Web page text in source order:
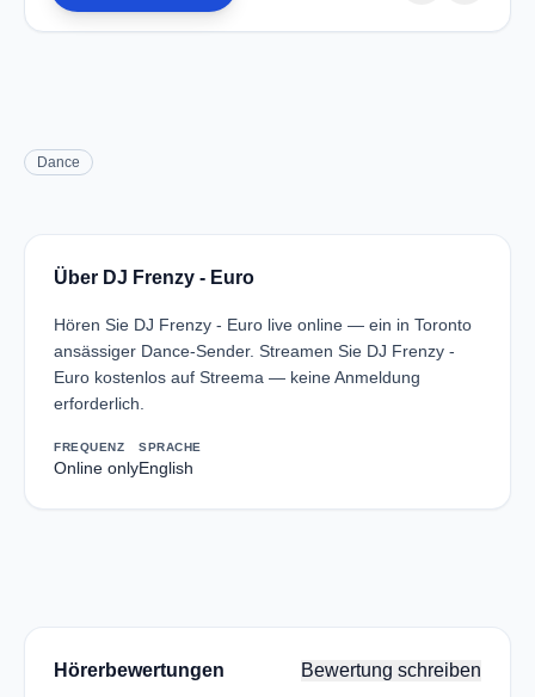
Dance
Über DJ Frenzy - Euro
Hören Sie DJ Frenzy - Euro live online — ein in Toronto
ansässiger Dance-Sender. Streamen Sie DJ Frenzy -
Euro kostenlos auf Streema — keine Anmeldung
erforderlich.
FREQUENZ
Online only
SPRACHE
English
Hörerbewertungen Bewertung schreiben